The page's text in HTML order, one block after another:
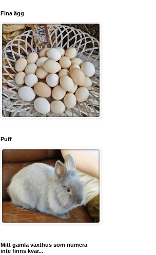
Fina ägg
Puff
Mitt gamla växthus som numera
inte finns kvar...